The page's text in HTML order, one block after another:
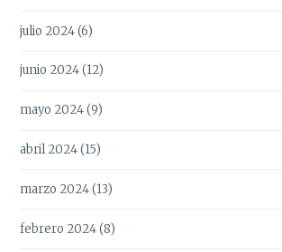
julio 2024(6)
junio 2024(12)
mayo 2024(9)
abril 2024(15)
marzo 2024(13)
febrero 2024(8)